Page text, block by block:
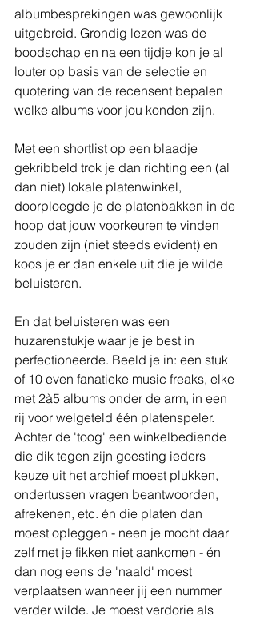
albumbesprekingen was gewoonlijk
uitgebreid. Grondig lezen was de
boodschap en na een tijdje kon je al
louter op basis van de selectie en
quotering van de recensent bepalen
welke albums voor jou konden zijn.
Met een shortlist op een blaadje
gekribbeld trok je dan richting een (al
dan niet) lokale platenwinkel,
doorploegde je de platenbakken in de
hoop dat jouw voorkeuren te vinden
zouden zijn (niet steeds evident) en
koos je er dan enkele uit die je wilde
beluisteren.
En dat beluisteren was een
huzarenstukje waar je je best in
perfectioneerde. Beeld je in: een stuk
of 10 even fanatieke music freaks, elke
met 2à5 albums onder de arm, in een
rij voor welgeteld één platenspeler.
Achter de 'toog' een winkelbediende
die dik tegen zijn goesting ieders
keuze uit het archief moest plukken,
ondertussen vragen beantwoorden,
afrekenen, etc. én die platen dan
moest opleggen - neen je mocht daar
zelf met je fikken niet aankomen - én
dan nog eens de 'naald' moest
verplaatsen wanneer jij een nummer
verder wilde. Je moest verdorie als